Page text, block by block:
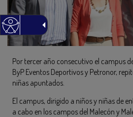
Por tercer año consecutivo el campus
ByP Eventos Deportivos y Petronor,
niñas apuntados.
El campus, dirigido a niños y niñas de
a cabo en los campos del Malecón y